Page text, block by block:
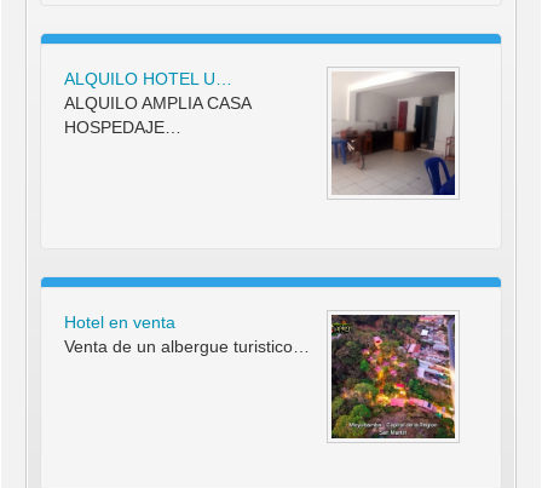
ALQUILO HOTEL U…
ALQUILO AMPLIA CASA
HOSPEDAJE…
Hotel en venta
Venta de un albergue turistico…